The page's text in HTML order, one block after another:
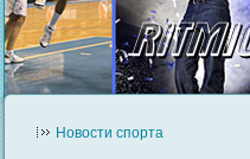
Новости cпорта